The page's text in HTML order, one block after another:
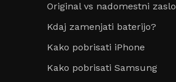
Original vs nadomestni
Kdaj zamenjati baterijo?
Kako pobrisati iPhone
Kako pobrisati Samsung